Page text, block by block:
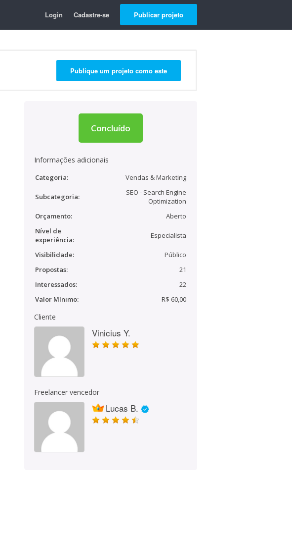
Login Cadastre-se Publicar projeto
Publique um projeto como este
Concluído
Informações adicionais
Categoria: Vendas & Marketing
Subcategoria:
SEO - Search Engine
Optimization
Orçamento:
Aberto
Nível de
experiência:
Especialista
Visibilidade:
Público
Propostas:
21
Interessados:
22
Valor Mínimo:
R$ 60,00
Cliente
Vinicius Y.
Freelancer vencedor
Lucas B.